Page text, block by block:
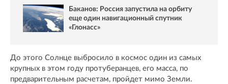
Баканов: Россия запустила на орбиту
еще один навигационный спутник
«Глонасс»
До этого Солнце выбросило в космос один из самых
крупных в этом году протуберанцев, его масса, по
предварительным расчетам, пройдет мимо Земли.